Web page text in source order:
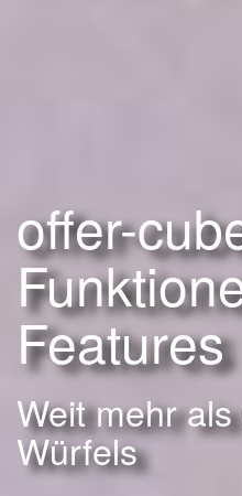
offer-
Features
Weit mehr
Würfels